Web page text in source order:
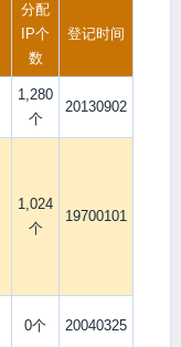
分配
IP个
数
登记时间
1,280
个
20130902
1,024
个
19700101
0个 20040325